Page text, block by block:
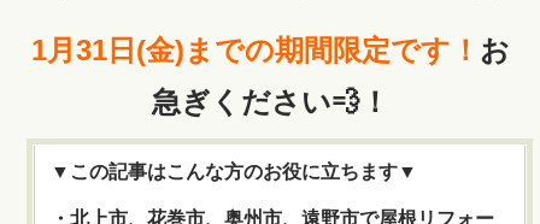
1月31日(金)までの期間限定です！ お
急ぎください💨！
▼この記事はこんな方のお役に立ちます▼
・北上市、花巻市、奥州市、遠野市で屋根リフォー